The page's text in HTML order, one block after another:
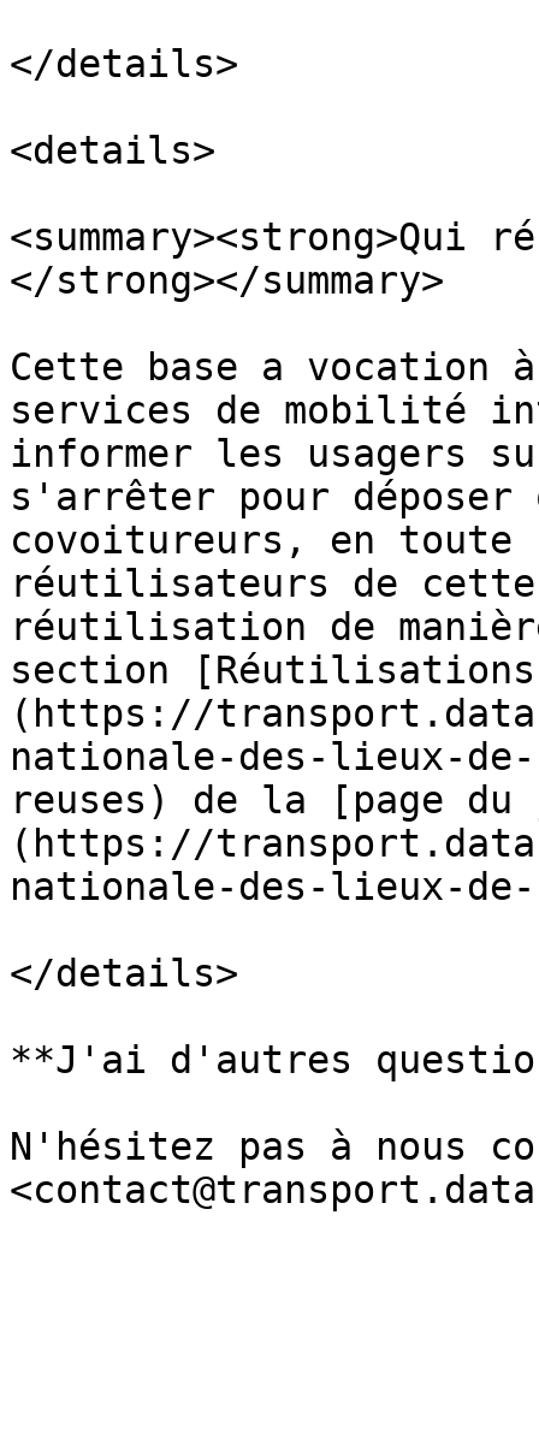
</details>
<details>
</strong></summary>
Cette base a
services de mobilité
informer les usagers
s'arrêter pour déposer
covoitureurs, en toute
réutilisateurs de cette
réutilisation de
section
(https://
nationale-des-lieux-
reuses) de la [page du
(https://
nationale-des-lieux-
</details>
**J'ai d'autres
N'hésitez pas à nous